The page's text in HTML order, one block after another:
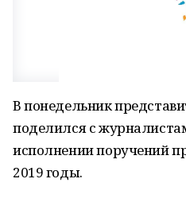
В понедельник
поделился с
исполнении поручений
2019 годы.